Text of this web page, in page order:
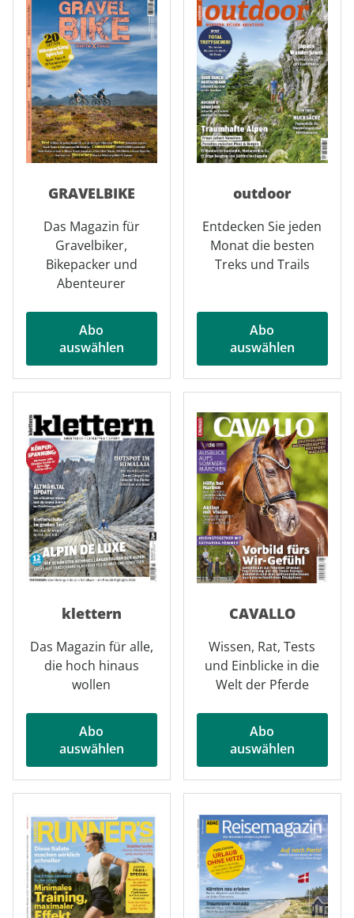
GRAVELBIKE
Das Magazin für
Gravelbiker,
Bikepacker und
Abenteurer
Abo
auswählen
outdoor
Entdecken Sie jeden
Monat die besten
Treks und Trails
Abo
auswählen
klettern
Das Magazin für alle,
die hoch hinaus
wollen
Abo
auswählen
CAVALLO
Wissen, Rat, Tests
und Einblicke in die
Welt der Pferde
Abo
auswählen